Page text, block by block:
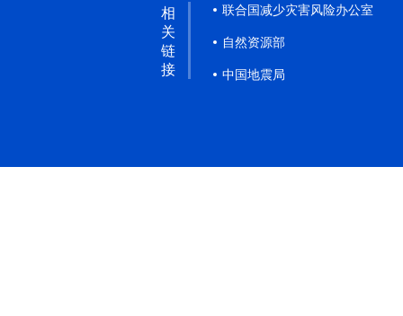
相
关
链
接
联合国减少灾害风险办公室
自然资源部
中国地震局